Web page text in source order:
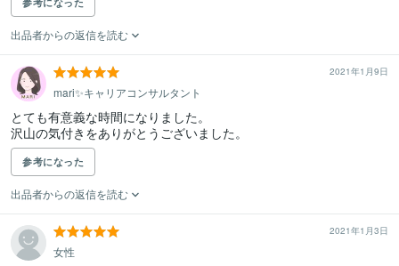
出品者からの返信を読む
2021年1月9日
mari✨キャリアコンサルタント
とても有意義な時間になりました。
参考になった
出品者からの返信を読む
2021年1月3日
女性